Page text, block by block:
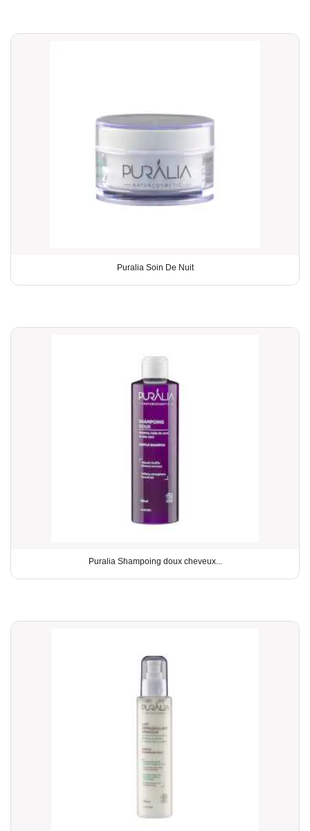
Puralia Soin De Nuit
Puralia Shampoing doux cheveux...